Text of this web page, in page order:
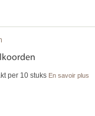
per 10 stuks En savoir plus